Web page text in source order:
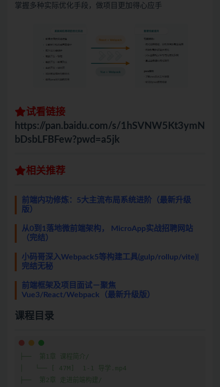
掌握多种实际优化手段，做项目更加得心应手
试看链接
https://pan.baidu.com/s/1hSVNW5Kt3ymN
bDsbLFBFew?pwd=a5jk
相关推荐
前端内功修炼：5大主流布局系统进阶（最新升级
版）
从0到1落地微前端架构， MicroApp实战招聘网站
（完结）
小码哥深入Webpack5等构建工具(gulp/rollup/vite)|
完结无秘
前端框架及项目面试－聚焦
Vue3/React/Webpack（最新升级版）
课程目录
├──  第1章 课程简介/
│   └── [ 47M]  1-1 导学.mp4
├──  第2章 走进前端构建/